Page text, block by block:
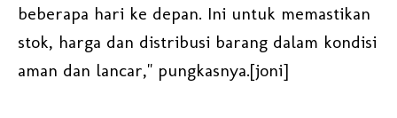
beberapa hari ke depan. Ini untuk memastikan
stok, harga dan distribusi barang dalam kondisi
aman dan lancar," pungkasnya.[joni]